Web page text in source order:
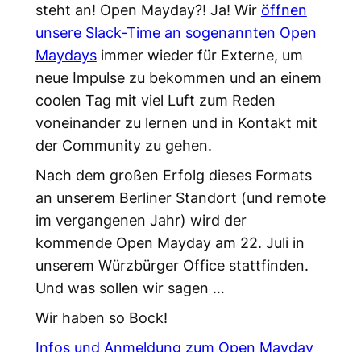
steht an! Open Mayday?! Ja! Wir öffnen
unsere Slack-Time an sogenannten Open
Maydaysimmer wieder für Externe, um
neue Impulse zu bekommen und an einem
coolen Tag mit viel Luft zum Reden
voneinander zu lernen und in Kontakt mit
der Community zu gehen.
Nach dem großen Erfolg dieses Formats
an unserem Berliner Standort (und remote
im vergangenen Jahr) wird der
kommende Open Mayday am 22. Juli in
unserem Würzbürger Office stattfinden.
Und was sollen wir sagen …
Wir haben so Bock!
Infos und Anmeldung zum Open Mayday